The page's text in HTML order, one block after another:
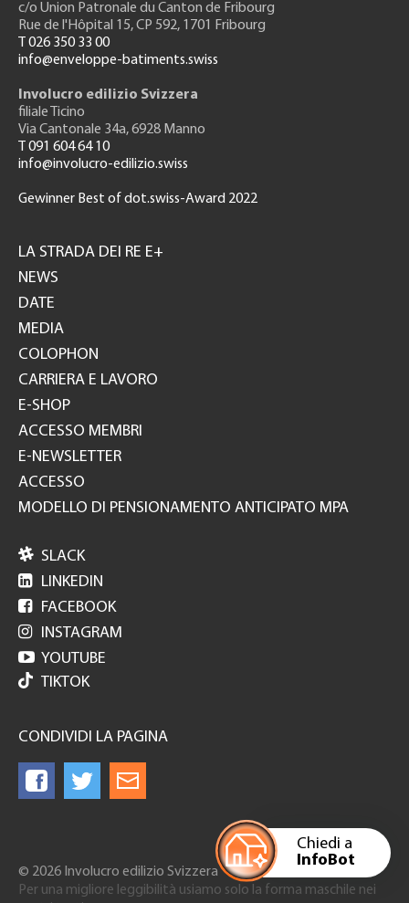
Chiedi a
InfoBot
c/o Union Patronale du Canton de Fribourg
Rue de l'Hôpital 15, CP 592, 1701 Fribourg
T 026 350 33 00
info@enveloppe-batiments.swiss
Involucro edilizio Svizzera
filiale Ticino
Via Cantonale 34a, 6928 Manno
T 091 604 64 10
info@involucro-edilizio.swiss
Gewinner Best of dot.swiss-Award 2022
GH
LA STRADA DEI RE E+
NEWS
DATE
MEDIA
COLOPHON
CARRIERA E LAVORO
E-SHOP
ACCESSO MEMBRI
E-NEWSLETTER
ACCESSO
MODELLO DI PENSIONAMENTO ANTICIPATO MPA
 SLACK
 LINKEDIN
 FACEBOOK
 INSTAGRAM
 YOUTUBE
TIKTOK
CONDIVIDI LA PAGINA
© 2026 Involucro edilizio Svizzera
Per una migliore leggibilità usiamo solo la forma maschile nei